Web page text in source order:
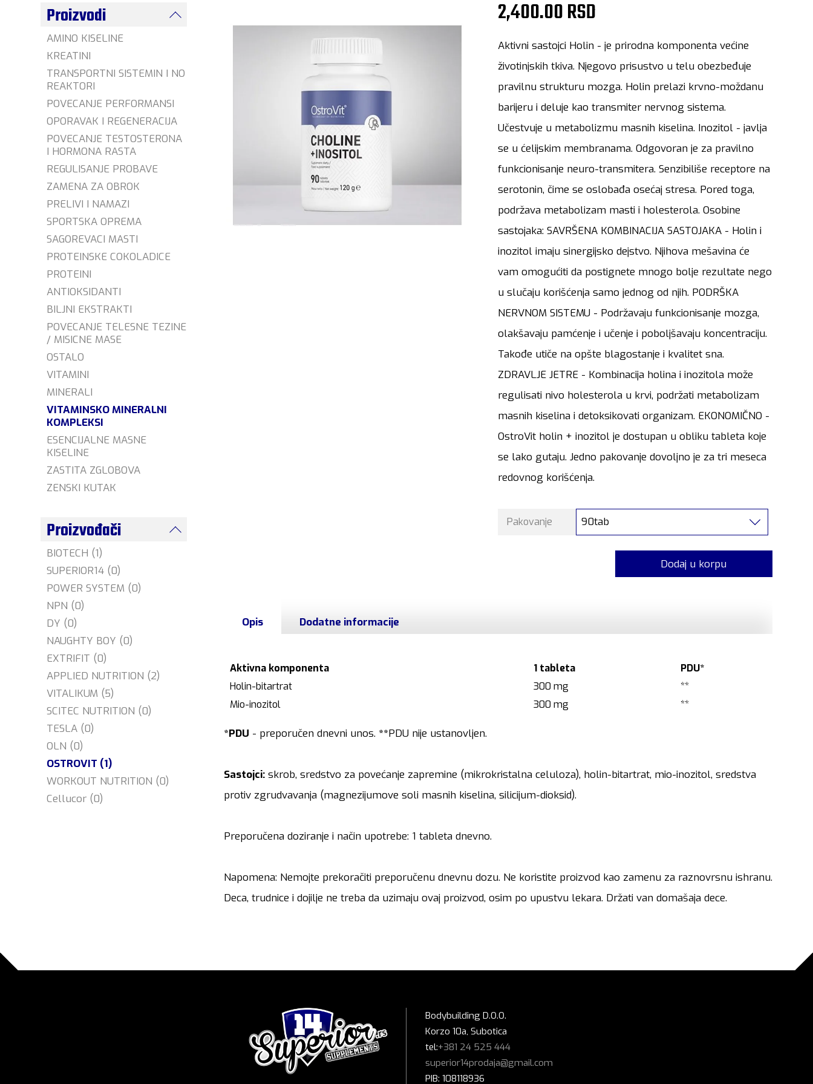
Proizvodi
AMINO KISELINE
KREATINI
TRANSPORTNI SISTEMIN I NO
REAKTORI
POVECANJE PERFORMANSI
OPORAVAK I REGENERACIJA
POVECANJE TESTOSTERONA
I HORMONA RASTA
REGULISANJE PROBAVE
ZAMENA ZA OBROK
PRELIVI I NAMAZI
SPORTSKA OPREMA
SAGOREVACI MASTI
PROTEINSKE COKOLADICE
PROTEINI
ANTIOKSIDANTI
BILJNI EKSTRAKTI
POVECANJE TELESNE TEZINE
/ MISICNE MASE
OSTALO
VITAMINI
MINERALI
VITAMINSKO MINERALNI
KOMPLEKSI
ESENCIJALNE MASNE
KISELINE
ZASTITA ZGLOBOVA
ZENSKI KUTAK
Proizvođači
BIOTECH (1)
SUPERIOR14 (0)
POWER SYSTEM (0)
NPN (0)
DY (0)
NAUGHTY BOY (0)
EXTRIFIT (0)
APPLIED NUTRITION (2)
VITALIKUM (5)
SCITEC NUTRITION (0)
TESLA (0)
OLN (0)
OSTROVIT (1)
WORKOUT NUTRITION (0)
Cellucor (0)
2,400.00 RSD
Aktivni sastojci Holin - je prirodna komponenta većine
životinjskih tkiva. Njegovo prisustvo u telu obezbeđuje
pravilnu strukturu mozga. Holin prelazi krvno-moždanu
barijeru i deluje kao transmiter nervnog sistema.
Učestvuje u metabolizmu masnih kiselina. Inozitol - javlja
se u ćelijskim membranama. Odgovoran je za pravilno
funkcionisanje neuro-transmitera. Senzibiliše receptore na
serotonin, čime se oslobađa osećaj stresa. Pored toga,
podržava metabolizam masti i holesterola. Osobine
sastojaka: SAVRŠENA KOMBINACIJA SASTOJAKA - Holin i
inozitol imaju sinergijsko dejstvo. Njihova mešavina će
vam omogućiti da postignete mnogo bolje rezultate nego
u slučaju korišćenja samo jednog od njih. PODRŠKA
NERVNOM SISTEMU - Podržavaju funkcionisanje mozga,
olakšavaju pamćenje i učenje i poboljšavaju koncentraciju.
Takođe utiče na opšte blagostanje i kvalitet sna.
ZDRAVLJE JETRE - Kombinacija holina i inozitola može
regulisati nivo holesterola u krvi, podržati metabolizam
masnih kiselina i detoksikovati organizam. EKONOMIČNO -
OstroVit holin + inozitol je dostupan u obliku tableta koje
se lako gutaju. Jedno pakovanje dovoljno je za tri meseca
redovnog korišćenja.
Pakovanje 90tab
Dodaj u korpu
Opis Dodatne informacije
Aktivna komponenta 1 tableta
PDU*
Holin-bitartrat
300 mg
**
Mio-inozitol
300 mg **
*PDU - preporučen dnevni unos. **PDU nije ustanovljen.
Sastojci:skrob, sredstvo za povećanje zapremine (mikrokristalna celuloza), holin-bitartrat, mio-inozitol, sredstva
protiv zgrudvavanja (magnezijumove soli masnih kiselina, silicijum-dioksid).
Preporučena doziranje i način upotrebe: 1 tableta dnevno.
Napomena: Nemojte prekoračiti preporučenu dnevnu dozu. Ne koristite proizvod kao zamenu za raznovrsnu ishranu.
Deca, trudnice i dojilje ne treba da uzimaju ovaj proizvod, osim po upustvu lekara. Držati van domašaja dece.
Bodybuilding D.O.O.
Korzo 10a, Subotica
tel:+381 24 525 444
superior14prodaja@gmail.com
PIB: 108118936